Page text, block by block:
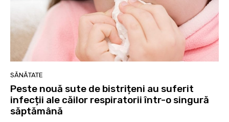
SĂNĂTATE
Peste nouă sute de bistrițeni au suferit
infecții ale căilor respiratorii într-o singură
săptămână